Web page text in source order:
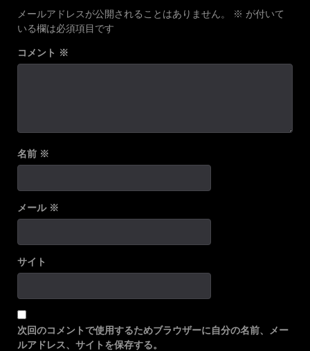
メールアドレスが公開されることはありません。 ※ が付いて
いる欄は必須項目です
コメント ※
名前 ※
メール ※
サイト
次回のコメントで使用するためブラウザーに自分の名前、メー
ルアドレス、サイトを保存する。